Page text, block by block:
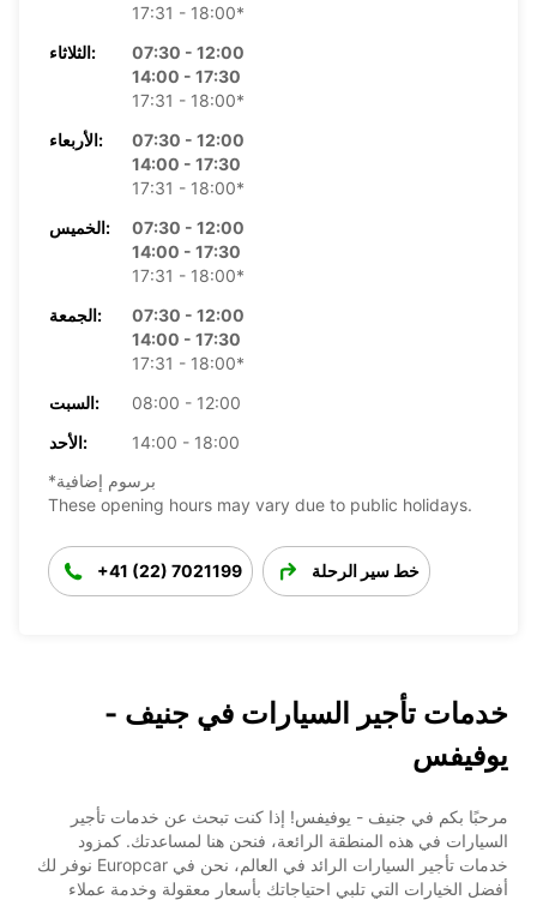
17:31 - 18:00*
الثلاثاء:
07:30 - 12:00
14:00 - 17:30
17:31 - 18:00*
الأربعاء:
07:30 - 12:00
14:00 - 17:30
17:31 - 18:00*
الخميس:
07:30 - 12:00
14:00 - 17:30
17:31 - 18:00*
الجمعة:
07:30 - 12:00
14:00 - 17:30
17:31 - 18:00*
السبت:
08:00 - 12:00
الأحد:
14:00 - 18:00
*برسوم إضافية
These opening hours may vary due to public holidays.
+41 (22) 7021199 خط سير الرحلة
خدمات تأجير السيارات في جنيف -
يوفيفس
مرحبًا بكم في جنيف - يوفيفس! إذا كنت تبحث عن خدمات تأجير
السيارات في هذه المنطقة الرائعة، فنحن هنا لمساعدتك. كمزود
خدمات تأجير السيارات الرائد في العالم، نحن في Europcar نوفر لك
أفضل الخيارات التي تلبي احتياجاتك بأسعار معقولة وخدمة عملاء